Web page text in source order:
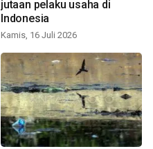
jutaan pelaku usaha di
Indonesia
Kamis, 16 Juli 2026